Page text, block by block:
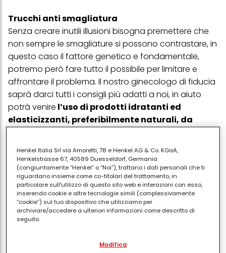
Trucchi anti smagliatura
Senza creare inutili illusioni bisogna premettere che
non sempre le smagliature si possono contrastare, in
questo caso il fattore genetico e fondamentale,
potremo però fare tutto il possibile per limitare e
affrontare il problema. Il nostro ginecologo di fiducia
saprà darci tutti i consigli più adatti a noi, in aiuto
potrà venire l’uso di prodotti idratanti ed
elasticizzanti, preferibilmente naturali, da
I giusti accorgimenti per rendere la pelle più elastica
e flessibile permetteranno al derma di tornare più
velocemente alla normalità dopo il parto,
assorbendo in modo migliore i cambiamenti di
questo periodo.I prodotti naturali più indicati sono
quelli nutrienti ed elasticizzanti come burro di
anche il classico olio d’oliva
Henkel Italia Srl via Amoretti, 78 e Henkel AG & Co. KGaA,
Henkelstrasse 67, 40589 Duesseldorf, Germania
(congiuntamente “Henkel” o “Noi”), trattano i dati personali che ti
riguardano insieme come co-titolari del trattamento, in
particolare sull'utilizzo di questo sito web e interazioni con esso,
inserendo cookie e altre tecnologie simili (complessivamente
“cookie”) sul tuo dispositivo che utilizziamo per
archiviare/accedere a ulteriori informazioni come descritto di
seguito.
separati o co-titolari come indicato nella nostra Informativa sulla
Modifica